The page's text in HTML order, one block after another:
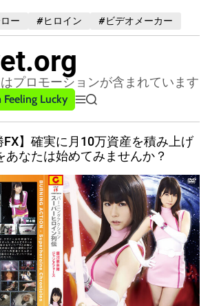
ー #ヒロイン #ビデオメーカー
プロモーションが含まれています
Feeling Lucky
M
e
u
S
e
r
c
h
FX】確実に月10万資産を積み上げ
あなたは始めてみませんか？